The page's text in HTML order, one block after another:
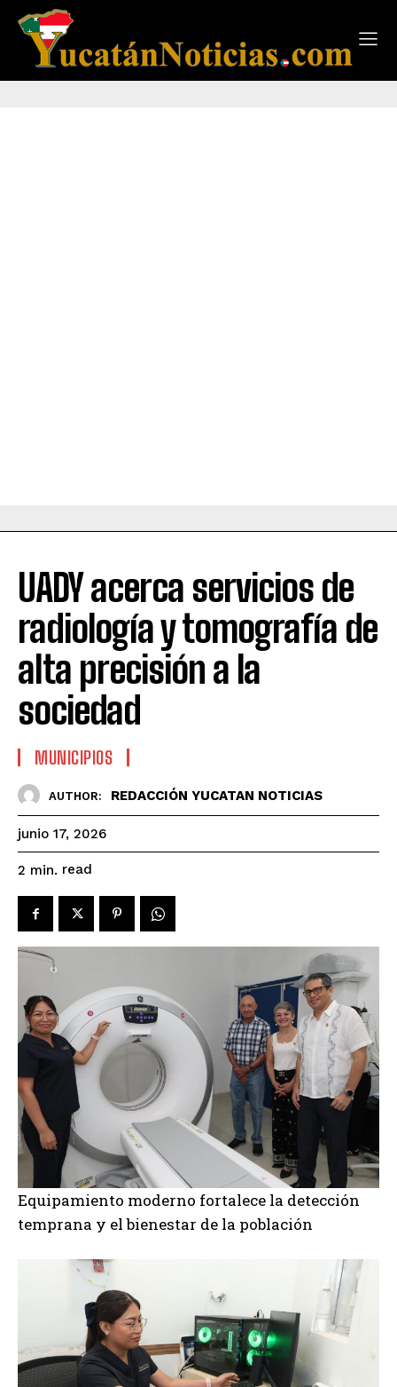
UADY acerca servicios de
radiología y tomografía de
alta precisión a la
sociedad
MUNICIPIOS
AUTHOR: REDACCIÓN YUCATAN NOTICIAS
junio 17, 2026
2 min. read
Equipamiento moderno fortalece la detección
temprana y el bienestar de la población